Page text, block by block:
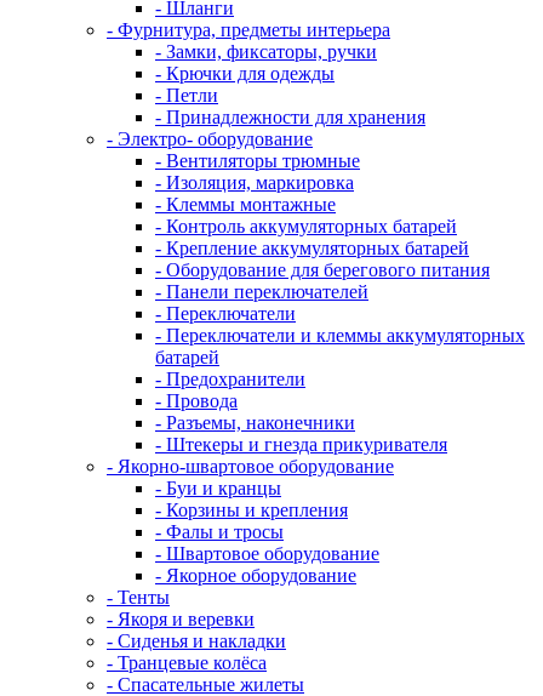
- Шланги
- Фурнитура, предметы интерьера
- Замки, фиксаторы, ручки
- Крючки для одежды
- Петли
- Принадлежности для хранения
- Электро- оборудование
- Вентиляторы трюмные
- Изоляция, маркировка
- Клеммы монтажные
- Контроль аккумуляторных батарей
- Крепление аккумуляторных батарей
- Оборудование для берегового питания
- Панели переключателей
- Переключатели
- Переключатели и клеммы аккумуляторных
батарей
- Предохранители
- Провода
- Разъемы, наконечники
- Штекеры и гнезда прикуривателя
- Якорно-швартовое оборудование
- Буи и кранцы
- Корзины и крепления
- Фалы и тросы
- Швартовое оборудование
- Якорное оборудование
- Тенты
- Якоря и веревки
- Сиденья и накладки
- Транцевые колёса
- Спасательные жилеты